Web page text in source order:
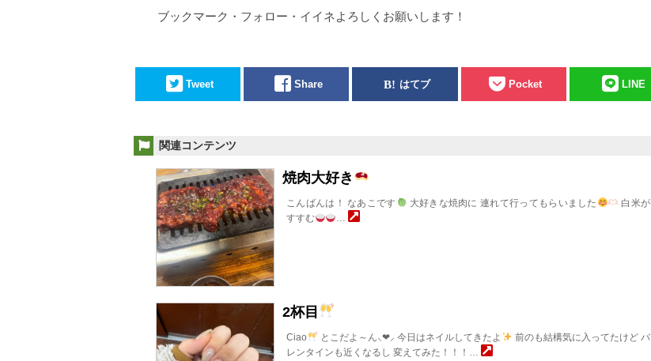
ブックマーク・フォロー・イイネよろしくお願いします！
Tweet Share はてブ Pocket LINE
関連コンテンツ
焼肉大好き
こんばんは！ なあこです 大好きな焼肉に 連れて行ってもらいました
白米が
すすむ
2杯目
Ciao とこだよ～ん⸜❤︎⸝‍ 今日はネイルしてきたよ
前のも結構気に入ってたけど バ
レンタインも近くなるし 変えてみた！！！…